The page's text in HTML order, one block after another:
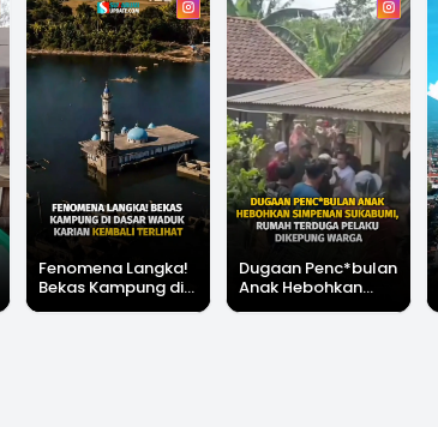
Fenomena Langka!
Bekas Kampung di
Dasar Waduk Karian
Dugaan Penc*bulan
Anak Hebohkan
Simpenan